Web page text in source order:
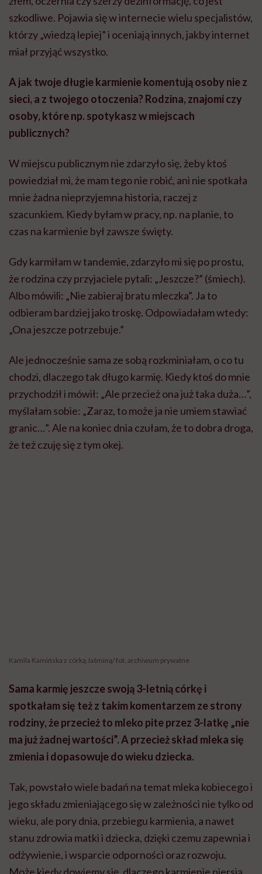
W miejscu publicznym nie zdarzyło się, żeby ktoś
powiedział mi, że mam tego nie robić, ani nie spotkała
mnie żadna nieprzyjemna historia, raczej z
czas na karmienie był zawsze święty.
Gdy karmiłam w tandemie, zdarzyło mi się po prostu,
że rodzina czy przyjaciele pytali: „Jeszcze?” (śmiech).
odbieram bardziej jako troskę. Odpowiadałam wtedy:
„Ona jeszcze potrzebuje.”
Ale jednocześnie sama ze sobą rozkminiałam, o co tu
chodzi, dlaczego tak długo karmię. Kiedy ktoś do mnie
myślałam sobie: „Zaraz, to może ja nie umiem stawiać
granic…”. Ale na koniec dnia czułam, że to dobra droga,
że też czuję się z tym okej.
jego składu zmieniającego się w zależności nie tylko od
stanu zdrowia matki i dziecka, dzięki czemu zapewnia i
odżywienie, i wsparcie odporności oraz rozwoju.
Może kiedy dowiemy się, dlaczego karmienie piersią
ma takie znaczenie, to inaczej będziemy do niego
podchodzić. Bo często oceniamy i hejtujemy to, czego
jeszcze nie byłam mamą, że można tak długo karmić
(śmiech).
Czyli nie od razu zakładałaś, że chcesz karmić
długo?